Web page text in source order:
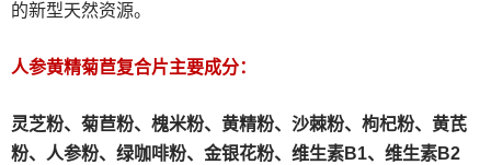
的新型天然资源。
人参黄精菊苣复合片主要成分：
灵芝粉、 菊苣粉、 槐米粉、 黄精粉、沙棘粉、枸杞粉、黄芪
粉、人参粉、绿咖啡粉、金银花粉、维生素B1、维生素B2